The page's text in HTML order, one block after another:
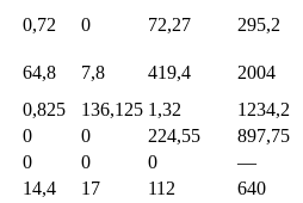
0,72 0 72,27
295,2
64,8 7,8 419,4
2004
0,825 136,125 1,32
1234,2
0 0 224,55
897,75
0 0 0
—
14,4 17 112
640